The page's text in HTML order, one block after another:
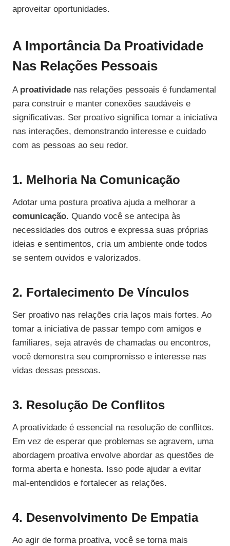
aproveitar oportunidades.
A Importância Da Proatividade
Nas Relações Pessoais
A proatividade nas relações pessoais é fundamental
para construir e manter conexões saudáveis e
significativas. Ser proativo significa tomar a iniciativa
nas interações, demonstrando interesse e cuidado
com as pessoas ao seu redor.
1. Melhoria Na Comunicação
Adotar uma postura proativa ajuda a melhorar a
comunicação. Quando você se antecipa às
necessidades dos outros e expressa suas próprias
ideias e sentimentos, cria um ambiente onde todos
se sentem ouvidos e valorizados.
2. Fortalecimento De Vínculos
Ser proativo nas relações cria laços mais fortes. Ao
tomar a iniciativa de passar tempo com amigos e
familiares, seja através de chamadas ou encontros,
você demonstra seu compromisso e interesse nas
vidas dessas pessoas.
3. Resolução De Conflitos
A proatividade é essencial na resolução de conflitos.
Em vez de esperar que problemas se agravem, uma
abordagem proativa envolve abordar as questões de
forma aberta e honesta. Isso pode ajudar a evitar
mal-entendidos e fortalecer as relações.
4. Desenvolvimento De Empatia
Ao agir de forma proativa, você se torna mais